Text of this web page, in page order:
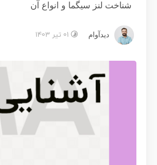
شناخت لنز سیگما و انواع آن
دیدآوام 01 تیر 1403